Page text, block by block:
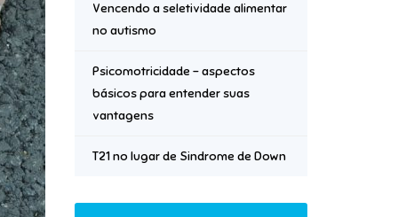
Vencendo a seletividade alimentar
no autismo
Psicomotricidade – aspectos
básicos para entender suas
vantagens
T21 no lugar de Sindrome de Down